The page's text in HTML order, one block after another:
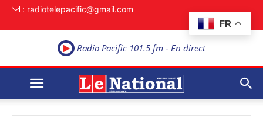
FR
: radiotelepacific@gmail.com
Radio Pacific 101.5 fm - En direct